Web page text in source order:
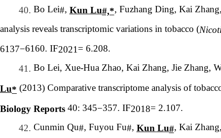
40. Bo Lei#, Kun Lu#,*, Fuzhang Ding, Kai
analysis reveals transcriptomic variations in tobacco (
6137−6160. IF2021= 6.208.
41. Bo Lei, Xue-Hua Zhao, Kai Zhang, Jie Zhang,
Lu* (2013) Comparative transcriptome analysis of
Biology Reports 40: 345−357. IF2018= 2.107.
42. Cunmin Qu#, Fuyou Fu#, Kun Lu#, Kai